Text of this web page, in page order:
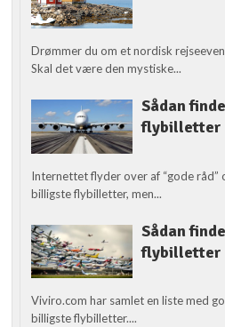
Drømmer du om et nordisk
Skal det være den mystiske...
Sådan
flybilletter
Internettet flyder over af “gode råd”
billigste flybilletter, men...
Sådan
flybilletter
Viviro.com har samlet en liste med
billigste flybilletter....